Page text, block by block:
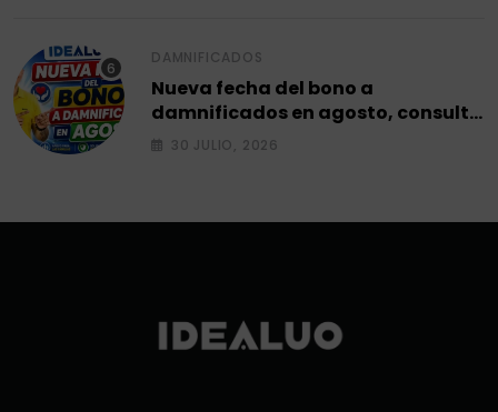
DAMNIFICADOS
Nueva fecha del bono a
damnificados en agosto, consulta
el siguiente ciclo 2026.
30 JULIO, 2026